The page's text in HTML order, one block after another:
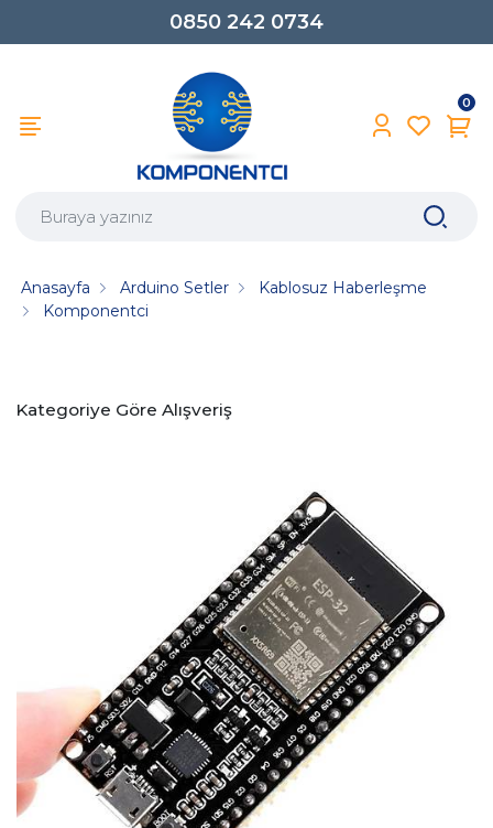
0850 242 0734
0
Anasayfa Arduino Setler
Kablosuz Haberleşme
Komponentci
Kategoriye Göre Alışveriş